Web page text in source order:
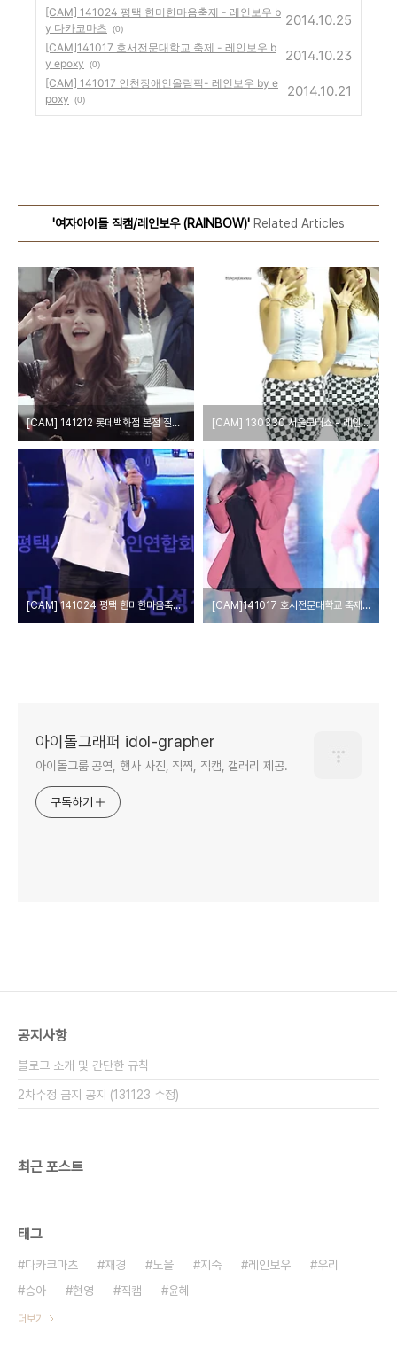
[CAM] 141024 평택 한미한마음축제 - 레인보우 b
y 다카코마츠
(0)
2014.10.25
[CAM]141017 호서전문대학교 축제 - 레인보우 b
y epoxy
(0)
2014.10.23
[CAM] 141017 인천장애인올림픽- 레인보우 by e
poxy
(0)
2014.10.21
'여자아이돌 직캠/레인보우 (RAINBOW)' Related Articles
[CAM] 141212 롯데백화점 본점 질스튜어트 레인보우 재경 by epoxy [CAM] 130330 서울모터쇼 - 레인보우 by 다카코마츠
[CAM] 141024 평택 한미한마음축제 - 레인보우 by 다카코마츠 [CAM]141017 호서전문대학교 축제 - 레인보우 by epoxy
아이돌그래퍼 idol-grapher
아이돌그룹 공연, 행사 사진, 직찍, 직캠, 갤러리 제공.
구독하기
공지사항
블로그 소개 및 간단한 규칙
2차수정 금지 공지 (131123 수정)
최근 포스트
태그
다카코마츠 재경 노을 지숙 레인보우
우리
승아
현영 직캠 윤혜
더보기